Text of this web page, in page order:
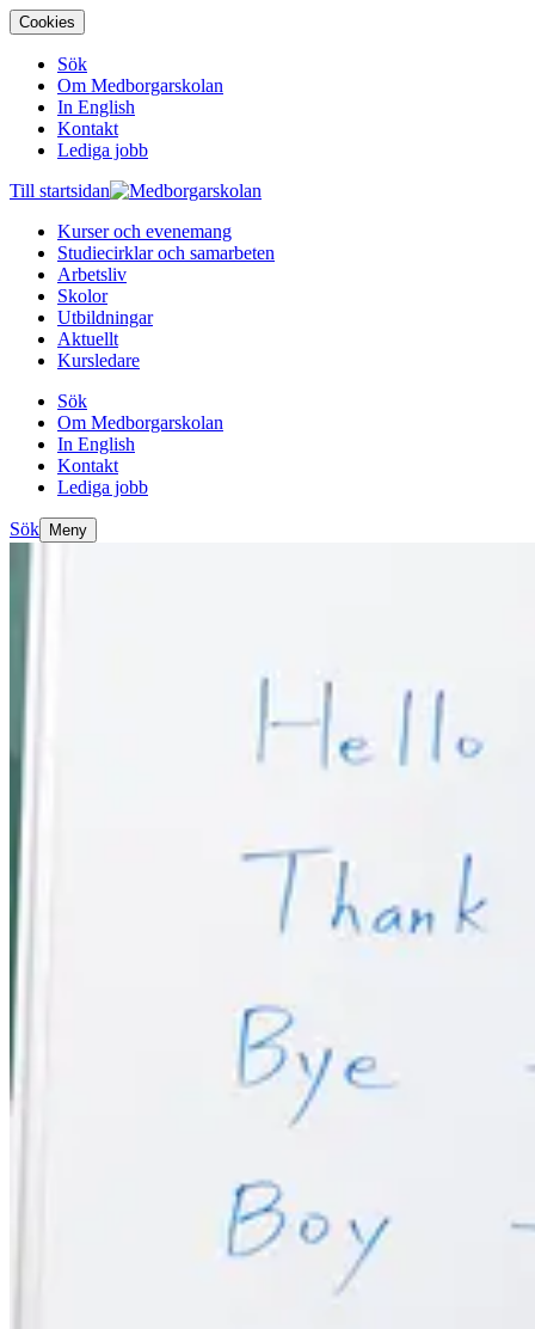
Cookies
Sök
Om Medborgarskolan
In English
Kontakt
Lediga jobb
Till startsidan
Kurser och evenemang
Studiecirklar och samarbeten
Arbetsliv
Skolor
Utbildningar
Aktuellt
Kursledare
Sök
Om Medborgarskolan
In English
Kontakt
Lediga jobb
Sök Meny